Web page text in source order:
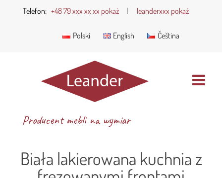
Telefon: +48 79 xxx xx xx pokaż | leanderxxx pokaż
Polski English Čeština
Producent mebli na wymiar
Biała lakierowana kuchnia z